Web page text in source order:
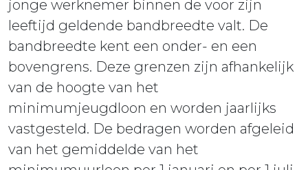
jonge werknemer binnen de voor zijn
leeftijd geldende bandbreedte valt. De
bandbreedte kent een onder- en een
bovengrens. Deze grenzen zijn afhankelijk
van de hoogte van het
minimumjeugdloon en worden jaarlijks
vastgesteld. De bedragen worden afgeleid
van het gemiddelde van het